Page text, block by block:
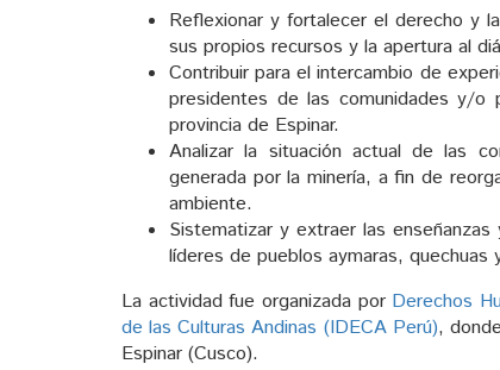
Reflexionar y fortalecer el derecho y
sus propios recursos y la apertura al
Contribuir para el intercambio de
presidentes de las comunidades y/o
provincia de Espinar.
Analizar la situación actual de las
generada por la minería, a fin de
ambiente.
Sistematizar y extraer las
líderes de pueblos aymaras, quechuas
La actividad fue organizada por Derechos
de las Culturas Andinas (IDECA Perú),
Espinar (Cusco).